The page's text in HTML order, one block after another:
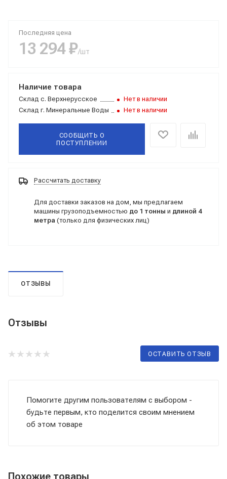
Последняя цена
13 294 ₽/шт
Наличие товара
Склад с. Верхнерусское
Нет в наличии
Склад г. Минеральные Воды Нет в наличии
СООБЩИТЬ О
ПОСТУПЛЕНИИ
Рассчитать доставку
Для доставки заказов на дом, мы предлагаем
машины грузоподъемностью до 1 тонны и длиной 4
метра (только для физических лиц)
ОТЗЫВЫ
Отзывы
ОСТАВИТЬ ОТЗЫВ
Помогите другим пользователям с выбором -
будьте первым, кто поделится своим мнением
об этом товаре
Похожие товары